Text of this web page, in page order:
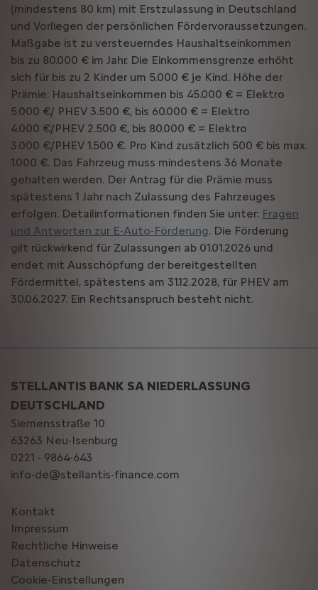
(mindestens 80 km) mit Erstzulassung in Deutschland
und Vorliegen der persönlichen Fördervoraussetzungen.
Maßgabe ist zu versteuerndes Haushaltseinkommen
bis zu 80.000 € im Jahr. Die Einkommensgrenze erhöht
sich für bis zu 2 Kinder um 5.000 € je Kind. Höhe der
Prämie: Haushaltseinkommen bis 45.000 € = Elektro
5.000 €/ PHEV 3.500 €, bis 60.000 € = Elektro
4.000 €/PHEV 2.500 €, bis 80.000 € = Elektro
3.000 €/PHEV 1.500 €. Pro Kind zusätzlich 500 € bis max.
1.000 €. Das Fahrzeug muss mindestens 36 Monate
gehalten werden. Der Antrag für die Prämie muss
spätestens 1 Jahr nach Zulassung des Fahrzeuges
erfolgen. Detailinformationen finden Sie unter: Fragen
und Antworten zur E-Auto-Förderung. Die Förderung
gilt rückwirkend für Zulassungen ab 01.01.2026 und
endet mit Ausschöpfung der bereitgestellten
Fördermittel, spätestens am 31.12.2028, für PHEV am
30.06.2027. Ein Rechtsanspruch besteht nicht.
STELLANTIS BANK SA NIEDERLASSUNG
DEUTSCHLAND
Siemensstraße 10
63263 Neu-Isenburg
0221 - 9864-643
info-de@stellantis-finance.com
Kontakt
Impressum
Rechtliche Hinweise
Datenschutz
Cookie-Einstellungen